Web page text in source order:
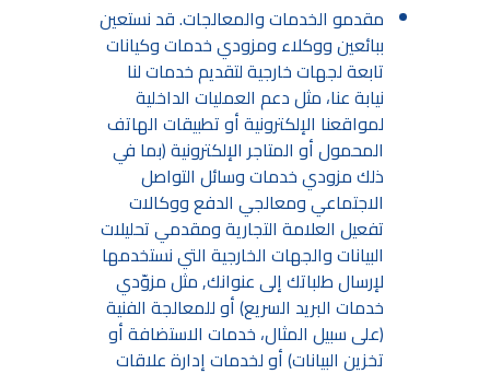
مقدمو الخدمات والمعالجات. قد نستعين
ببائعين ووكلاء ومزودي خدمات وكيانات
تابعة لجهات خارجية لتقديم خدمات لنا
نيابة عنا، مثل دعم العمليات الداخلية
لمواقعنا الإلكترونية أو تطبيقات الهاتف
المحمول أو المتاجر الإلكترونية (بما في
ذلك مزودي خدمات وسائل التواصل
الاجتماعي ومعالجي الدفع ووكالات
تفعيل العلامة التجارية ومقدمي تحليلات
البيانات والجهات الخارجية التي نستخدمها
لإرسال طلباتك إلى عنوانك, مثل مزوّدي
خدمات البريد السريع) أو للمعالجة الفنية
(على سبيل المثال، خدمات الاستضافة أو
تخزين البيانات) أو لخدمات إدارة علاقات